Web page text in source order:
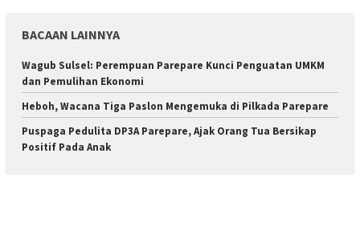
BACAAN LAINNYA
Wagub Sulsel: Perempuan Parepare Kunci Penguatan UMKM
dan Pemulihan Ekonomi
Heboh, Wacana Tiga Paslon Mengemuka di Pilkada Parepare
Puspaga Pedulita DP3A Parepare, Ajak Orang Tua Bersikap
Positif Pada Anak